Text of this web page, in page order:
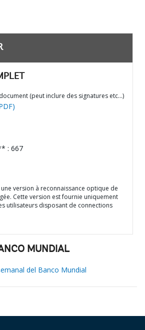
(peut inclure des signatures etc…)
: 667
version à reconnaissance optique de
Cette version est fournie uniquement
utilisateurs disposant de connections
MUNDIAL
del Banco Mundial